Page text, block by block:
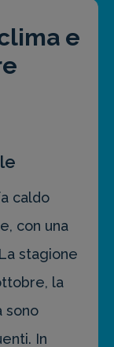
e
caldo
con una
stagione
la
sono
In